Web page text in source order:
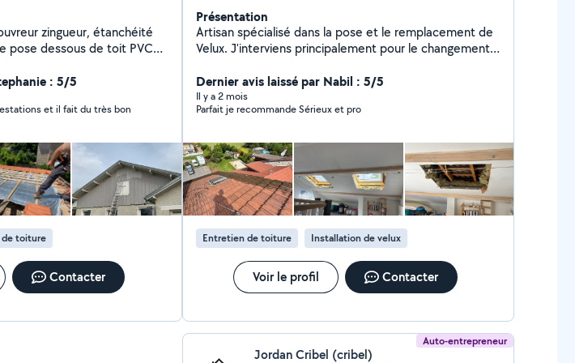
zingueur, étanchéité
pose dessous de toit PVC
toiture avec ou sans
: 5/5
et il fait du très bon
de toiture
Contacter
Présentation
Artisan spécialisé dans la pose et le remplacement de
Velux. J'interviens principalement pour le changement
propre et soigné. Conseils adaptés à votre toiture et à
votre budget. Devis rapide et gratuit. Assurance
décennale Disponible pour échanger sur votre projet !
Dernier avis laissé par Nabil : 5/5
Il y a 2 mois
Parfait je recommande Sérieux et pro
Entretien de toiture Installation de velux
Voir le profil Contacter
Auto-entrepreneur
Jordan Cribel (cribel)